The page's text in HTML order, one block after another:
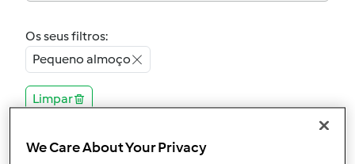
Os seus filtros:
Pequeno almoço
Limpar
4.7(11)
We Care About Your Privacy